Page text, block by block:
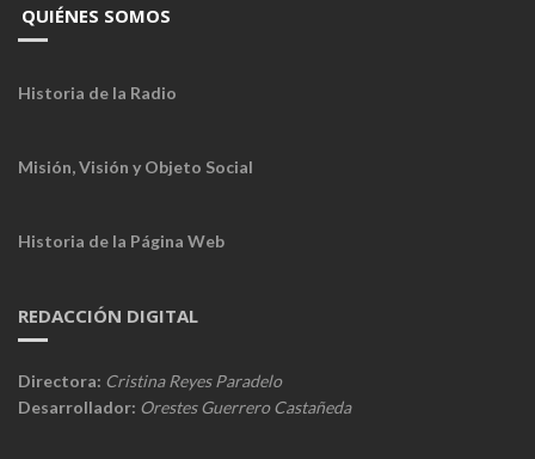
QUIÉNES SOMOS
Historia de la Radio
Misión, Visión y Objeto Social
Historia de la Página Web
REDACCIÓN DIGITAL
Directora: Cristina Reyes Paradelo
Desarrollador: Orestes Guerrero Castañeda